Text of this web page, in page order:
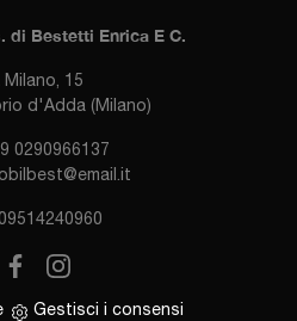
di Bestetti Enrica E C.
Milano, 15
d'Adda (Milano)
0290966137
09514240960
Gestisci i consensi